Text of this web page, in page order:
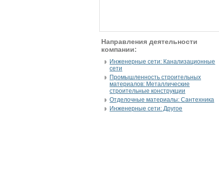
Направления деятельности
компании:
Инженерные сети: Канализационные
сети
Промышленность строительных
материалов: Металлические
строительные конструкции
Отделочные материалы: Сантехника
Инженерные сети: Другое